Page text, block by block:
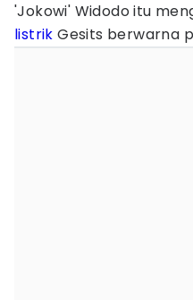
'Jokowi' Widodo itu
listrik Gesits berwarna